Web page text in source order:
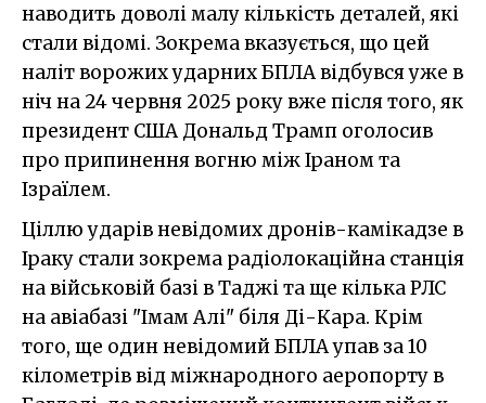
наводить доволі малу кількість деталей, які
стали відомі. Зокрема вказується, що цей
наліт ворожих ударних БПЛА відбувся уже в
ніч на 24 червня 2025 року вже після того, як
президент США Дональд Трамп оголосив
про припинення вогню між Іраном та
Ізраїлем.
Ціллю ударів невідомих дронів-камікадзе в
Іраку стали зокрема радіолокаційна станція
на військовій базі в Таджі та ще кілька РЛС
на авіабазі "Імам Алі" біля Ді-Кара. Крім
того, ще один невідомий БПЛА упав за 10
кілометрів від міжнародного аеропорту в